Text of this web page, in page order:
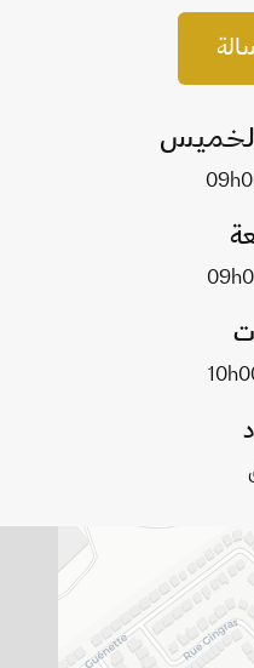
الخميس